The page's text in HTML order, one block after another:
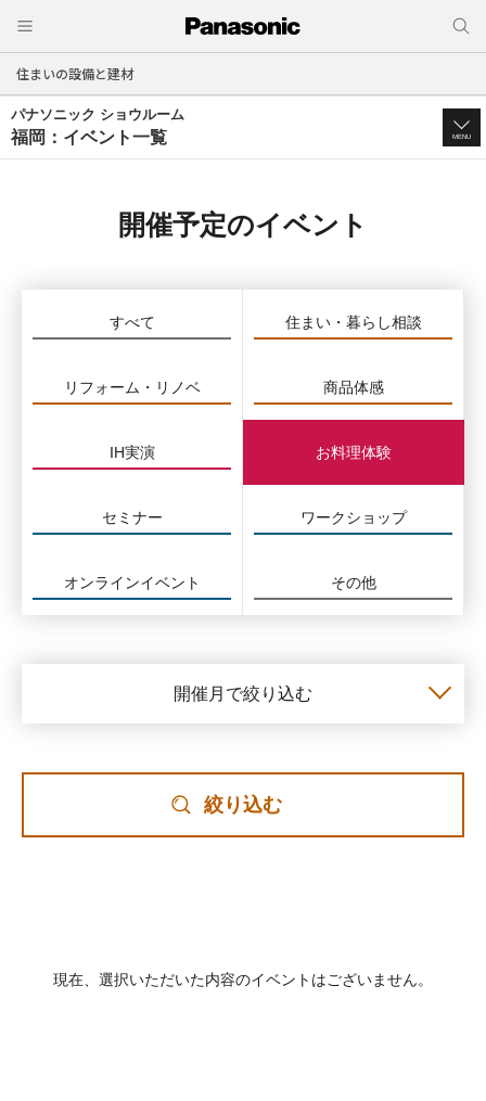
住まいの設備と建材
パナソニック ショウルーム
福岡：イベント一覧 MENU
開催予定のイベント
すべて 住まい・暮らし相談
リフォーム・リノベ 商品体感
IH実演 お料理体験
セミナー ワークショップ
オンラインイベント その他
開催月で絞り込む
絞り込む
現在、選択いただいた内容のイベントはございません。